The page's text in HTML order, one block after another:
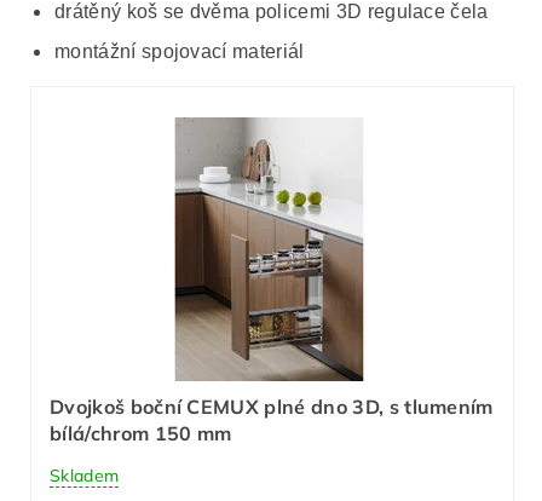
drátěný koš se dvěma policemi 3D regulace čela
montážní spojovací materiál
Dvojkoš boční CEMUX plné dno 3D, s tlumením
bílá/chrom 150 mm
Skladem